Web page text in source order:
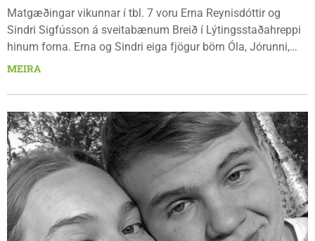
Matgæðingar vikunnar í tbl. 7 voru Erna Reynisdóttir og
Sindri Sigfússon á sveitabænum Breið í Lýtingsstaðahreppi
hinum forna. Erna og Sindri eiga fjögur börn Óla, Jórunni,
Arneyju, Sif og tengdabörnin Helgu, Baldur, Þórð og Daníel.
hestaheilsu og hvað getur maður beðið um meira, segir Erna
brosandi og bætir því við að það séu forréttindi að búa í
sveit.
MEIRA